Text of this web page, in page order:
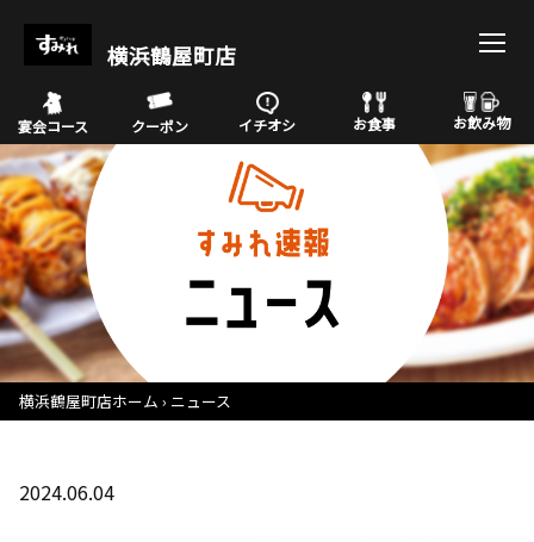
横浜鶴屋町店
宴会コース クーポン イチオシ お食事 お飲み物
横浜鶴屋町店ホーム ニュース
2024.06.04